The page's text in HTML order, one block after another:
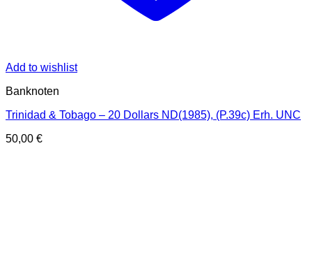
Add to wishlist
Banknoten
Trinidad & Tobago – 20 Dollars ND(1985), (P.39c) Erh. UNC
50,00 €